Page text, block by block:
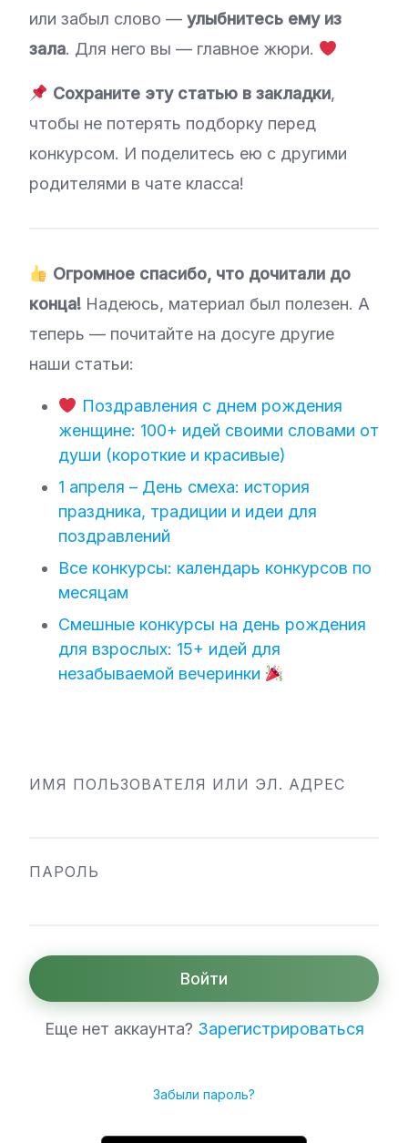
или забыл слово — улыбнитесь ему из
зала. Для него вы — главное жюри.
Сохраните эту статью в закладки,
чтобы не потерять подборку перед
конкурсом. И поделитесь ею с другими
родителями в чате класса!
Огромное спасибо, что дочитали до
конца! Надеюсь, материал был полезен. А
теперь — почитайте на досуге другие
наши статьи:
Поздравления с днем рождения
женщине: 100+ идей своими словами от
души (короткие и красивые)
1 апреля – День смеха: история
праздника, традиции и идеи для
поздравлений
Все конкурсы: календарь конкурсов по
месяцам
Смешные конкурсы на день рождения
для взрослых: 15+ идей для
незабываемой вечеринки
ИМЯ ПОЛЬЗОВАТЕЛЯ ИЛИ ЭЛ. АДРЕС
ПАРОЛЬ
Войти
Еще нет аккаунта? Зарегистрироваться
Забыли пароль?